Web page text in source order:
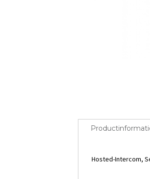
Hosted-Intercom,